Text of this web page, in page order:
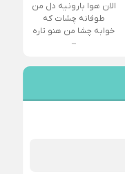
الان هوا بارونیه دل من
طوفانه چشات که
خوابه چشا من هنو تاره
–